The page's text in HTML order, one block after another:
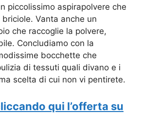
piccolissimo aspirapolvere che
Vanta anche un
che raccoglie la polvere,
Concludiamo con la
bocchette che
di tessuti quali divano e i
scelta di cui non vi pentirete.
qui l’offerta su